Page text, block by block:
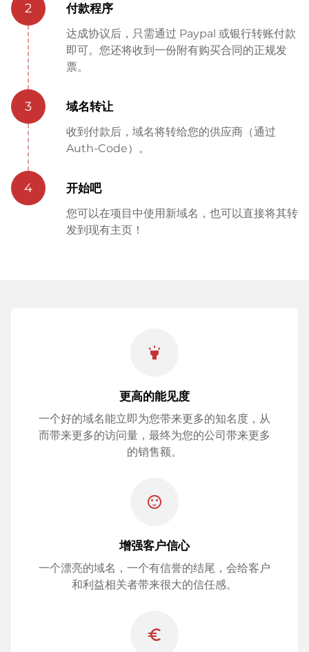
2 付款程序
达成协议后，只需通过 Paypal 或银行转账付款
即可。您还将收到一份附有购买合同的正规发
票。
3 域名转让
收到付款后，域名将转给您的供应商（通过
Auth-Code）。
4 开始吧
您可以在项目中使用新域名，也可以直接将其转
发到现有主页！
highlight
更高的能见度
一个好的域名能立即为您带来更多的知名度，从
而带来更多的访问量，最终为您的公司带来更多
的销售额。
sentiment_satisfied
增强客户信心
一个漂亮的域名，一个有信誉的结尾，会给客户
和利益相关者带来很大的信任感。
euro_symbol